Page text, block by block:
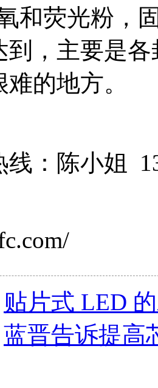
和荧光粉，
到，主要是
的地方。
线：陈小姐
贴片式 LED
蓝晋告诉提高